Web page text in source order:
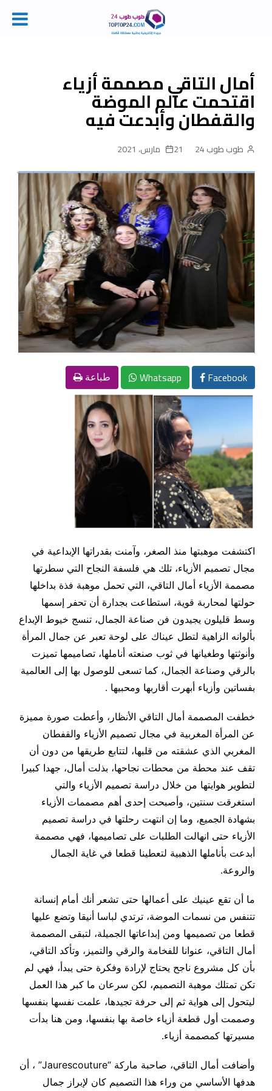
contentأمال التاقي مصممة أزياء
اقتحمت عالم الموضة
والقفطان وأبدعت فيه‎
طوب طوب 24 21 مارس، 2021
Facebook
Whatsapp طباعة
اكتشفت موهبتها منذ الصغر، وآمنت بقدراتها الإبداعية في
مجال تصميم الأزياء، تلك هي فلسفة النجاح التي سطرتها
مصممة الأزياء أمال التاقي، التي تحمل موهبة فذة بداخلها
حولتها لمحاربة قوية، استطاعت بجدارة أن تحفر إسمها
وسط قليلون يجيدون فن صناعة الجمال، تنسج خيوط الإبداع
بألوانه الزاهية لتطل عيناك على لوحة تعبر عن جمال المرأة
وأنوثتها وطغيانها في ثوب صنعته أناملها، تصاميمها تميزت
بالرقي وصناعة الجمال، كما تسعى للوصول بها إلى العالمية
بفساتين وأزياء أبهرت أقاربها ومحبيها .
خطفت المصممة أمال التاقي الأنظار، وأعطت صورة مميزة
عن المرأة المغربية في مجال تصميم الأزياء والقفطان
المغربي الذي عشقته من قلبها، لتتابع طريقها من دون أن
تقف عند محطة من محطات نجاحها، بذلت أمال، جهدا كبيرا
لتطوير هوايتها من خلال دراسة تصميم الأزياء والتي
استغرقت سنتين، وأصبحت إحدى أهم مصممات الأزياء
بشهادة الجميع، وما إن انتهت رحلتها في دراسة تصميم
الأزياء حتى انهالت الطلبات على تصاميمها، فهي مصممة
أبدعت بأناملها الذهبية لتعطينا قطعا في غاية الجمال
والروعة.
ما أن تقع عينيك على أعمالها حتى تشعر أنك أمام إنسانة
تتنفس من نسمات الموضة، ترتدي لباسا أنيقا وتضع عليها
قطعا من تصميمها ومن إبداعاتها الجميلة، لتبقى المصممة
أمال التاقي، عنوانا للفخامة والرقي والتميز، وتأكد التاقي،
بأن كل مشروع ناجح يحتاج لإرادة وفكرة حتى يبدأ، فهي لم
تكن تمتلك موهبة التصميم، لكن سرعان ما كبر هذا العمل
ليتحول إلى هواية ثم إلى حرفة تجيدها، علمت نفسها بنفسها
وصممت أول قطعة أزياء خاصة بها بنفسها، ومن هنا بدأت
مسيرتها كمصممة أزياء.
وأضافت أمال التاقي، صاحبة ماركة “Jaurescouture” ، أن
هدفها الأساسي من وراء هذا التصميم كان لإبراز جمال